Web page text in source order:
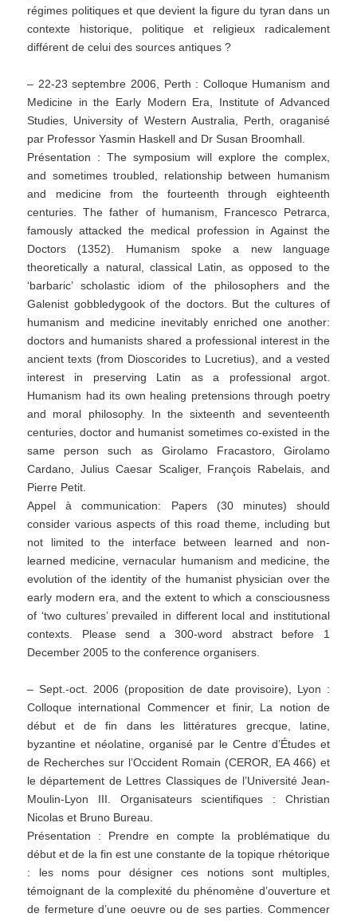
régimes politiques et que devient la figure du tyran dans un
contexte historique, politique et religieux radicalement
différent de celui des sources antiques ?
– 22-23 septembre 2006, Perth : Colloque Humanism and
Medicine in the Early Modern Era, Institute of Advanced
Studies, University of Western Australia, Perth, oraganisé
par Professor Yasmin Haskell and Dr Susan Broomhall.
Présentation : The symposium will explore the complex,
and sometimes troubled, relationship between humanism
and medicine from the fourteenth through eighteenth
centuries. The father of humanism, Francesco Petrarca,
famously attacked the medical profession in Against the
Doctors (1352). Humanism spoke a new language
theoretically a natural, classical Latin, as opposed to the
‘barbaric’ scholastic idiom of the philosophers and the
Galenist gobbledygook of the doctors. But the cultures of
humanism and medicine inevitably enriched one another:
doctors and humanists shared a professional interest in the
ancient texts (from Dioscorides to Lucretius), and a vested
interest in preserving Latin as a professional argot.
Humanism had its own healing pretensions through poetry
and moral philosophy. In the sixteenth and seventeenth
centuries, doctor and humanist sometimes co-existed in the
same person such as Girolamo Fracastoro, Girolamo
Cardano, Julius Caesar Scaliger, François Rabelais, and
Pierre Petit.
Appel à communication: Papers (30 minutes) should
consider various aspects of this road theme, including but
not limited to the interface between learned and non-
learned medicine, vernacular humanism and medicine, the
evolution of the identity of the humanist physician over the
early modern era, and the extent to which a consciousness
of ‘two cultures’ prevailed in different local and institutional
contexts. Please send a 300-word abstract before 1
December 2005 to the conference organisers.
– Sept.-oct. 2006 (proposition de date provisoire), Lyon :
Colloque international Commencer et finir, La notion de
début et de fin dans les littératures grecque, latine,
byzantine et néolatine, organisé par le Centre d’Études et
de Recherches sur l’Occident Romain (CEROR, EA 466) et
le département de Lettres Classiques de l’Université Jean-
Moulin-Lyon III. Organisateurs scientifiques : Christian
Nicolas et Bruno Bureau.
Présentation : Prendre en compte la problématique du
début et de la fin est une constante de la topique rhétorique
: les noms pour désigner ces notions sont multiples,
témoignant de la complexité du phénomène d’ouverture et
de fermeture d’une oeuvre ou de ses parties. Commencer